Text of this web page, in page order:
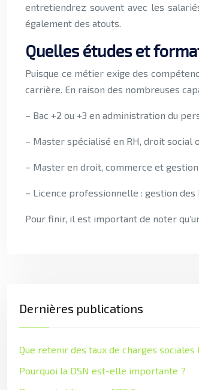
entretiendrez souvent avec les
également des atouts.
Quelles études et
Puisque ce métier exige des
carrière. En raison des nombreuses
– Bac +2 ou +3 en administration du
– Master spécialisé en RH, droit social
– Master en droit, commerce et
– Licence professionnelle : gestion des
Pour finir, il est important de noter
Dernières publications
Que retenir des taux de charges sociales
Pourquoi la DSN est-elle importante ?